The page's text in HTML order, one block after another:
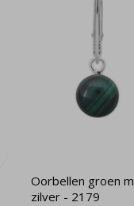
Oorbellen groen
zilver - 2179